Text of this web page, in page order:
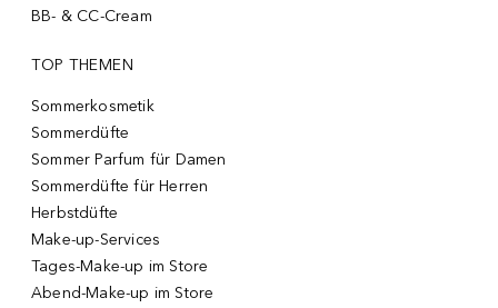
BB- & CC-Cream
TOP THEMEN
Sommerkosmetik
Sommerdüfte
Sommer Parfum für Damen
Sommerdüfte für Herren
Herbstdüfte
Make-up-Services
Tages-Make-up im Store
Abend-Make-up im Store